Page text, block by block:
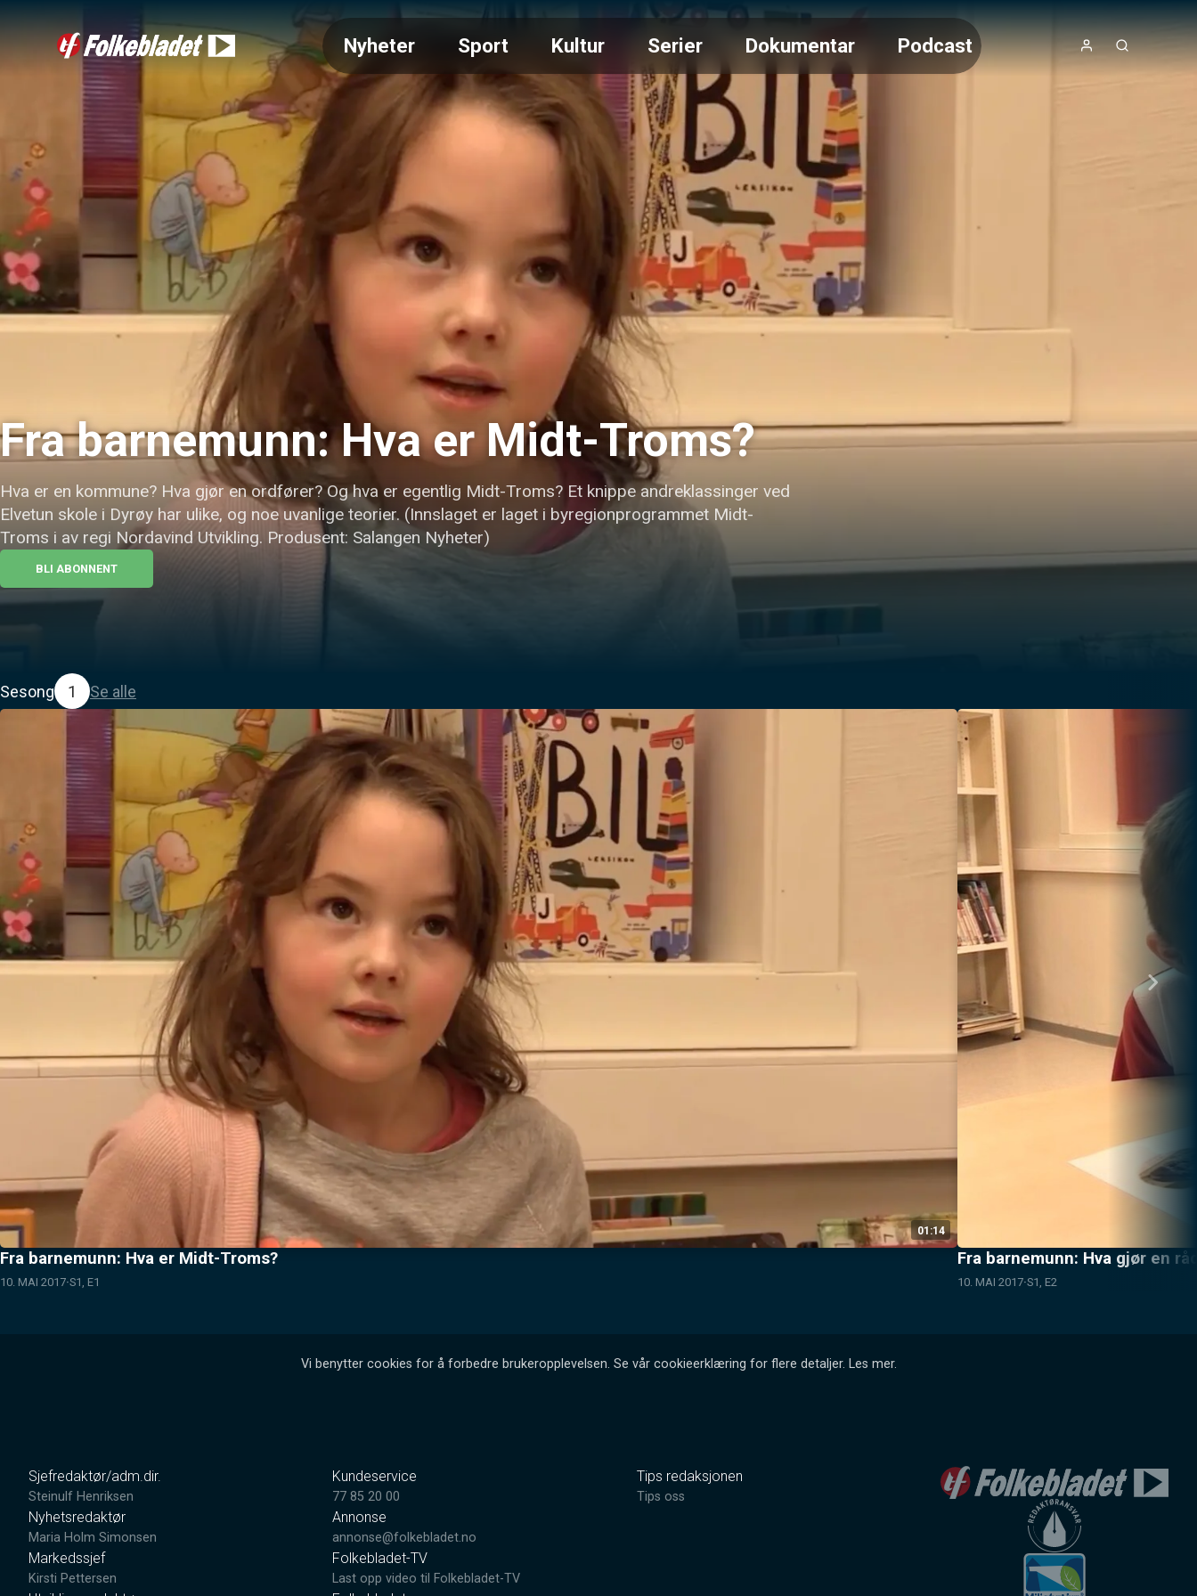
Nyheter Sport Kultur Serier Dokumentar Podcast
Fra barnemunn: Hva er Midt-Troms?
Hva er en kommune? Hva gjør en ordfører? Og hva er egentlig Midt-Troms? Et knippe andreklassinger ved
Elvetun skole i Dyrøy har ulike, og noe uvanlige teorier. (Innslaget er laget i byregionprogrammet Midt-
Troms i av regi Nordavind Utvikling. Produsent: Salangen Nyheter)
BLI ABONNENT
Sesong 1 Se alle
01:14
Fra barnemunn: Hva er Midt-Troms?
10. MAI 2017 S1, E1
Fra barnemunn: Hva gjør en
10. MAI 2017 S1, E2
Vi benytter cookies for å forbedre brukeropplevelsen. Se vår cookieerklæring for flere detaljer. Les mer.
Sjefredaktør/adm.dir.
Steinulf Henriksen
Nyhetsredaktør
Maria Holm Simonsen
Markedssjef
Kirsti Pettersen
Kundeservice
77 85 20 00
Annonse
annonse@folkebladet.no
Folkebladet-TV
Last opp video til Folkebladet-TV
Tips redaksjonen
Tips oss